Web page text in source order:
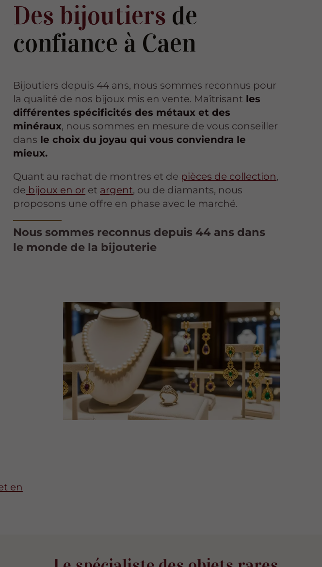
Des bijoutiers de
confiance à Caen
Bijoutiers depuis 44 ans, nous sommes reconnus pour
la qualité de nos bijoux mis en vente. Maîtrisant les
différentes spécificités des métaux et des
minéraux, nous sommes en mesure de vous conseiller
dans le choix du joyau qui vous conviendra le
mieux.
Quant au rachat de montres et de pièces de collection,
de bijoux en or et argent, ou de diamants, nous
proposons une offre en phase avec le marché.
Nous sommes reconnus depuis 44 ans dans
le monde de la bijouterie
en